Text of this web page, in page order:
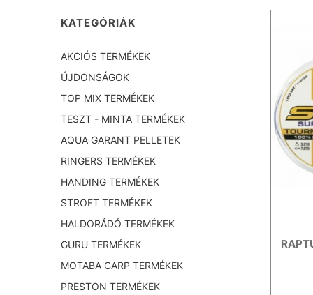
KATEGÓRIÁK
AKCIÓS TERMÉKEK
ÚJDONSÁGOK
TOP MIX TERMÉKEK
TESZT - MINTA TERMÉKEK
AQUA GARANT PELLETEK
RINGERS TERMÉKEK
HANDING TERMÉKEK
STROFT TERMÉKEK
HALDORÁDÓ TERMÉKEK
GURU TERMÉKEK
MOTABA CARP TERMÉKEK
PRESTON TERMÉKEK